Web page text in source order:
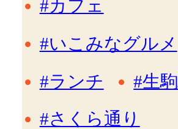
#カフェ
#いこみなグルメ
#ランチ
#生
#さくら通り